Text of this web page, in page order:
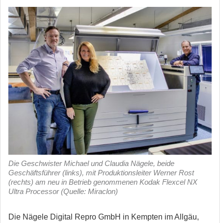
Die Geschwister Michael und Claudia Nägele, beide
Geschäftsführer (links), mit Produktionsleiter Werner Rost
(rechts) am neu in Betrieb genommenen Kodak Flexcel NX
Ultra Processor (Quelle: Miraclon)
Die Nägele Digital Repro GmbH in Kempten im Allgäu,